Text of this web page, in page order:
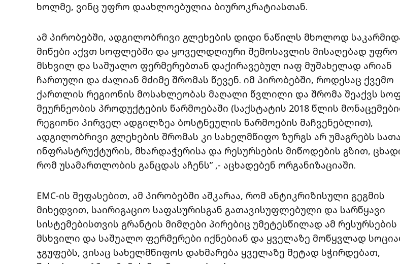
ხოლმე, ვინც უფრო დაახლოებულია ბიუროკრატიასთან.
ამ პირობებში, ადგილობრივი გლეხების დიდი ნაწილს მხოლოდ
მიწები აქვთ სოფლებში და ყოველდღიური შემოსავლის მისაღებად უფრო
მსხვილ და საშუალო ფერმერებთან დაქირავებულ იაფ მუშახელად არიან
ჩართული და ძალიან მძიმე შრომას წევენ. იმ პირობებში, როდესაც ქვემო
ქართლის რეგიონის მოსახლეობას მაღალი წვლილი და შრომა შეაქვს
მეურნეობის პროდუქტების წარმოებაში (საქსტატის 2018 წლის
რეგიონი პირველ ადგილზეა ბოსტნეულის წარმოების მაჩვენებლით),
ადგილობრივი გლეხების შრომას კი სახელმწიფო ზურგს არ უმაგრებს
ინფრასტრუქტურის, მხარდაჭერისა და რესურსების მიწოდების გზით,
რომ უსამართლობის განცდას აჩენს” ,- აცხადებენ ორგანიზაციაში.
EMC-ის შეფასებით, ამ პირობებში აშკარაა, რომ ანტიკრიზისული გეგმის
მიხედვით, საირიგაციო საფასურისგან გათავისუფლებული და სარწყავი
სისტემებისთვის გრანტის მიმღები პირებიც უმეტესწილად ამ რესურსების
მსხვილი და საშუალო ფერმერები იქნებიან და ყველაზე მოწყვლად
ჯგუფებს, ვისაც სახელმწიფოს დახმარება ყველაზე მეტად სჭირდებათ,